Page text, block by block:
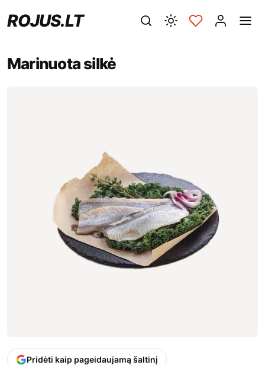
ROJUS.LT
Marinuota silkė
Pridėti kaip pageidaujamą šaltinį